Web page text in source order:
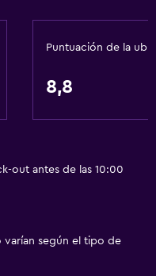
Puntuación de la
8,8
out antes de las 10:00
según el tipo de